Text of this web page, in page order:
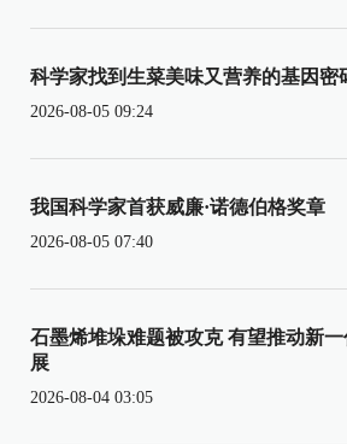
科学家找到生菜美味又营养的基因密
2026-08-05 09:24
我国科学家首获威廉·诺德伯格奖章
2026-08-05 07:40
石墨烯堆垛难题被攻克 有望推动新
展
2026-08-04 03:05